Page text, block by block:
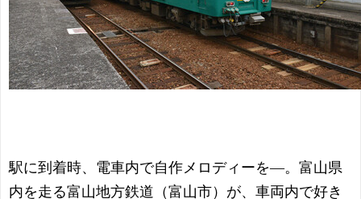
駅に到着時、電車内で自作メロディーを―。富山県
内を走る富山地方鉄道（富山市）が、車両内で好き